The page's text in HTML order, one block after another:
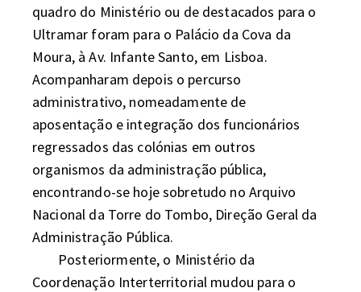
quadro do Ministério ou de destacados para o
Ultramar foram para o Palácio da Cova da
Moura, à Av. Infante Santo, em Lisboa.
Acompanharam depois o percurso
administrativo, nomeadamente de
aposentação e integração dos funcionários
regressados das colónias em outros
organismos da administração pública,
encontrando-se hoje sobretudo no Arquivo
Nacional da Torre do Tombo, Direção Geral da
Administração Pública.
Coordenação Interterritorial mudou para o